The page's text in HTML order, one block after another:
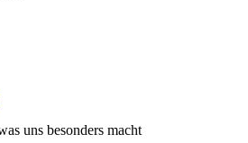
uns besonders macht